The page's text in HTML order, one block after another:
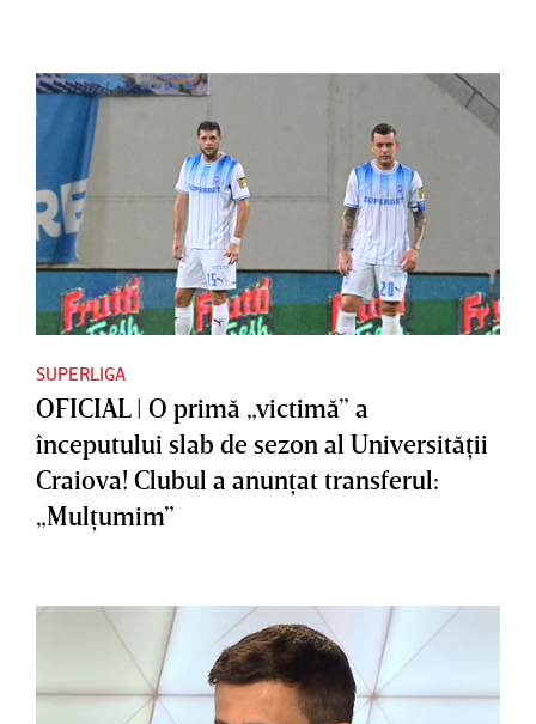
SUPERLIGA
OFICIAL | O primă „victimă” a
începutului slab de sezon al Universităţii
Craiova! Clubul a anunţat transferul:
„Mulţumim”